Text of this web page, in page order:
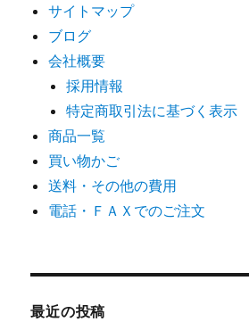
サイトマップ
ブログ
会社概要
採用情報
特定商取引法に基づく表示
商品一覧
買い物かご
送料・その他の費用
電話・ＦＡＸでのご注文
最近の投稿